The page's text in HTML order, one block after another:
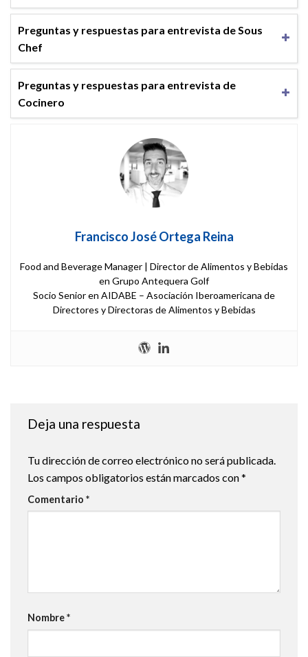
Preguntas y respuestas para entrevista de Sous
Chef
Preguntas y respuestas para entrevista de
Cocinero
Francisco José Ortega Reina
Food and Beverage Manager | Director de Alimentos y Bebidas
en Grupo Antequera Golf
Socio Senior en AIDABE – Asociación Iberoamericana de
Directores y Directoras de Alimentos y Bebidas
Deja una respuesta
Tu dirección de correo electrónico no será publicada.
Los campos obligatorios están marcados con*
Comentario *
Nombre*